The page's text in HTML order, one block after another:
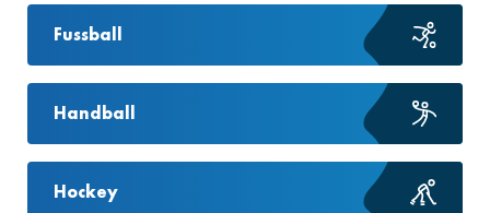
Fussball
Handball
Hockey